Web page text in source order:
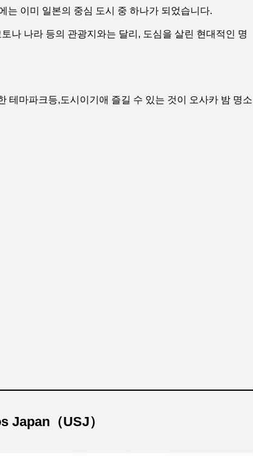
는 이미 일본의 중심 도시 중 하나가 되었습니다.
나 나라 등의 관광지와는 달리, 도심을 살린 현대적인 명
테마파크등,도시이기애 즐길 수 있는 것이 오사카 밤 명소
Japan（USJ）